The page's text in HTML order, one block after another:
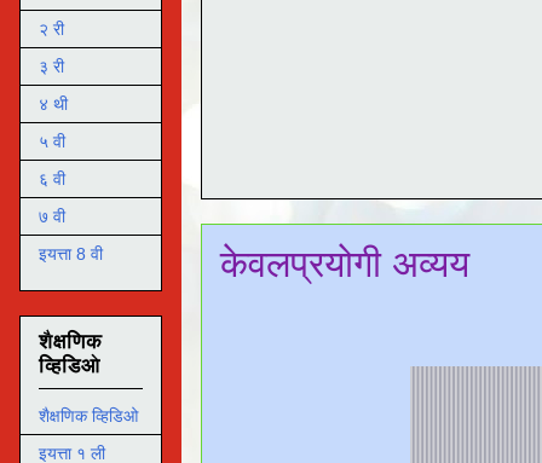
केवलप्रयोगी अव्यय
२ री
३ री
४ थी
५ वी
६ वी
७ वी
इयत्ता 8 वी
शैक्षणिक
व्हिडिओ
शैक्षणिक व्हिडिओ
इयत्ता १ ली